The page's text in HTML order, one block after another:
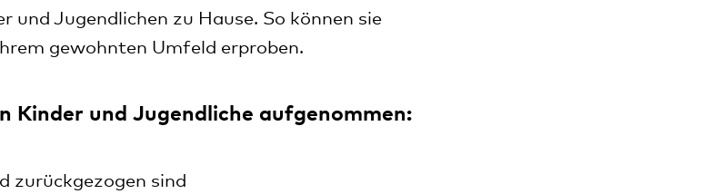
und Jugendlichen zu Hause. So können sie
gewohnten Umfeld erproben.
Kinder und Jugendliche aufgenommen:
zurückgezogen sind